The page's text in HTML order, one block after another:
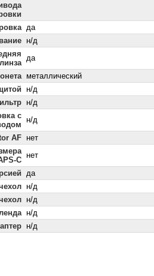
да
н/д
линза
да
металлический
н/д
н/д
с н/д
AF нет
C
нет
да
н/д
н/д
н/д
н/д